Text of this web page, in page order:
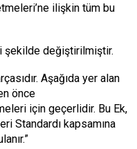
ilişkin tüm bu
şekilde değiştirilmiştir.
Aşağıda yer alan
önce
için geçerlidir. Bu Ek,
Standardı kapsamına